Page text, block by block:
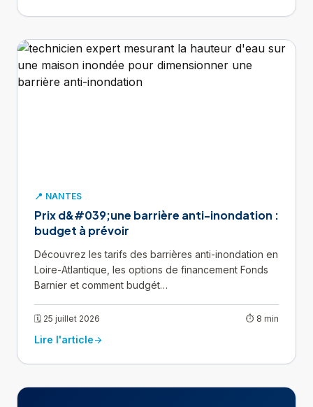
📍 NANTES
Prix d&#039;une barrière anti-inondation :
budget à prévoir
Découvrez les tarifs des barrières anti-inondation en
Loire-Atlantique, les options de financement Fonds
Barnier et comment budgét…
🗓 25 juillet 2026 ⏱ 8 min
Lire l'articlearrow_forward